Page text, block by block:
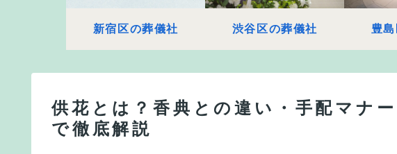
新宿区の葬儀社 渋谷区の葬儀社 豊
供花とは？香典との違い・手配マナ
で徹底解説